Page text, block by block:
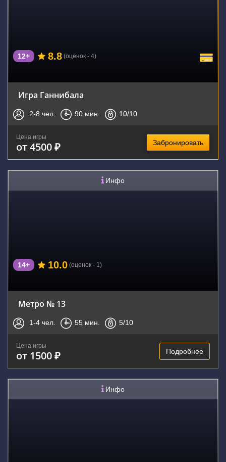
12+ 8.8 (оценок - 4)
Игра Ганнибала
2-8 чел. 90 мин. 10/10
Цена игры
от 4500 ₽ Забронировать
Инфо
14+ 10.0 (оценок - 1)
Метро № 13
1-4 чел. 55 мин. 5/10
Цена игры
от 1500 ₽ Подробнее
Инфо